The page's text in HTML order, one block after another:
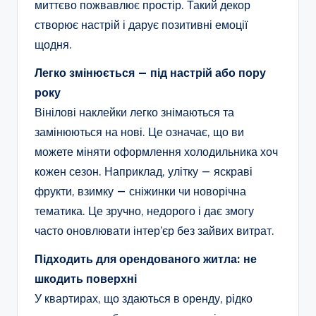
миттєво пожвавлює простір. Такий декор
створює настрій і дарує позитивні емоції
щодня.
Легко змінюється — під настрій або пору
року
Вінілові наклейки легко знімаються та
замінюються на нові. Це означає, що ви
можете міняти оформлення холодильника хоч
кожен сезон. Наприклад, улітку — яскраві
фрукти, взимку — сніжинки чи новорічна
тематика. Це зручно, недорого і дає змогу
часто оновлювати інтер’єр без зайвих витрат.
Підходить для орендованого житла: не
шкодить поверхні
У квартирах, що здаються в оренду, рідко